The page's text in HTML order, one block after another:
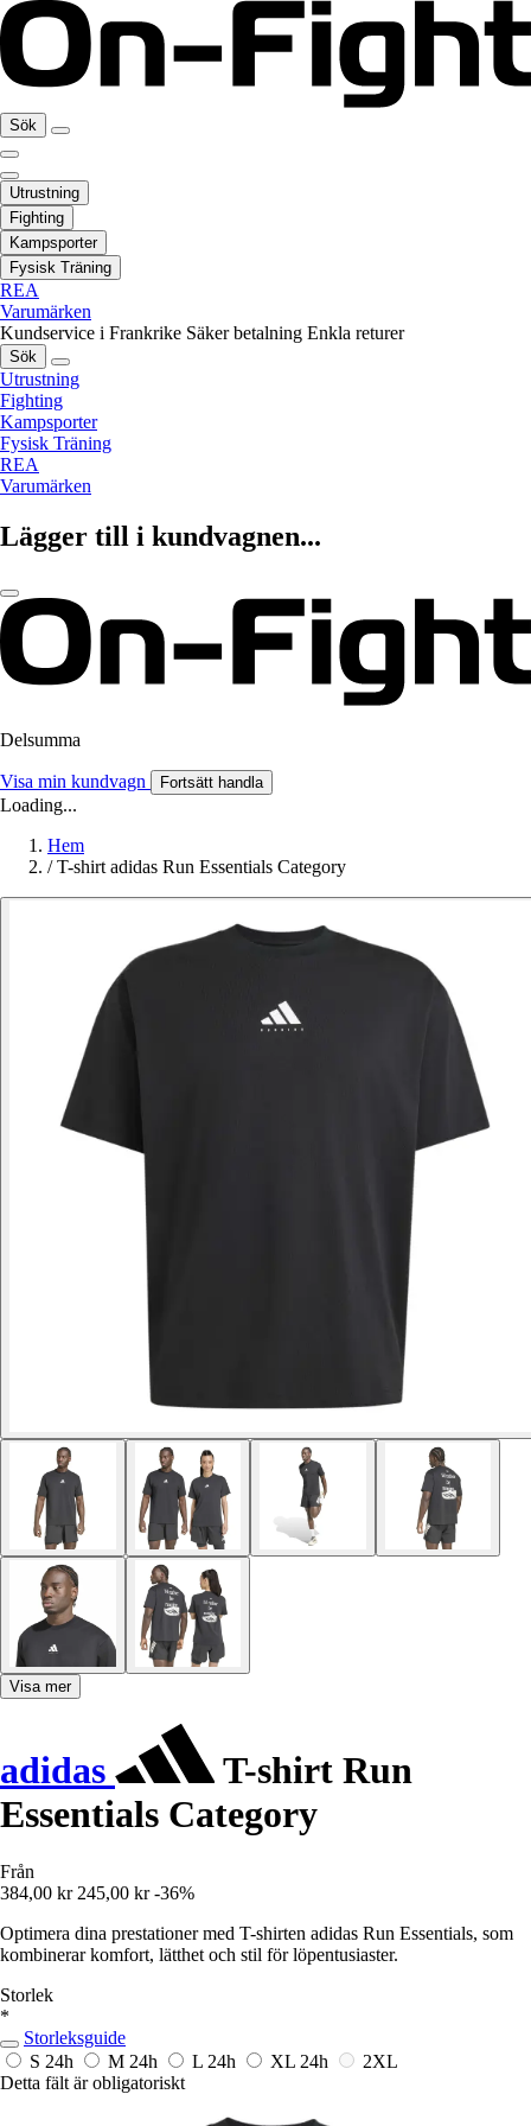
Sök
Utrustning
Fighting
Kampsporter
Fysisk Träning
REA
Varumärken
Kundservice i Frankrike Säker betalning Enkla returer
Sök
Utrustning
Fighting
Kampsporter
Fysisk Träning
REA
Varumärken
Lägger till i kundvagnen...
Delsumma
Visa min kundvagn Fortsätt handla
Loading...
Hem
/ T-shirt adidas Run Essentials Category
Visa mer
adidas
T-shirt Run
Essentials Category
Från
384,00 kr 245,00 kr -36%
Optimera dina prestationer med T-shirten adidas Run Essentials, som
kombinerar komfort, lätthet och stil för löpentusiaster.
Storlek
*
Storleksguide
S 24h M 24h L 24h XL 24h
2XL
Detta fält är obligatoriskt